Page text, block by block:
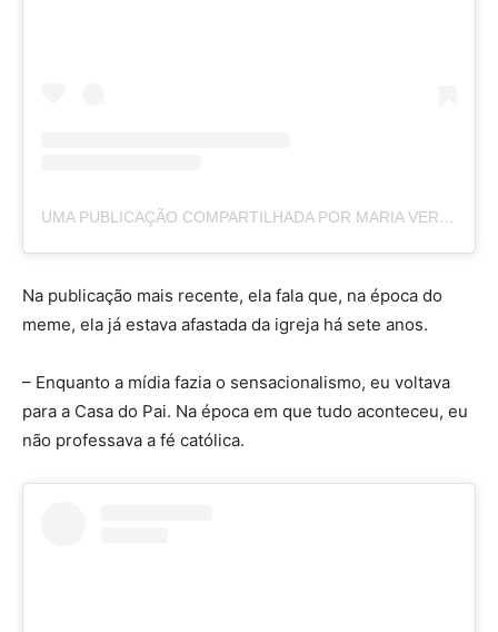
UMA PUBLICAÇÃO COMPARTILHADA POR MARIA VERONICA (@MARIADVERONICAOFICIAL)
Na publicação mais recente, ela fala que, na época do
meme, ela já estava afastada da igreja há sete anos.
– Enquanto a mídia fazia o sensacionalismo, eu voltava
para a Casa do Pai. Na época em que tudo aconteceu, eu
não professava a fé católica.